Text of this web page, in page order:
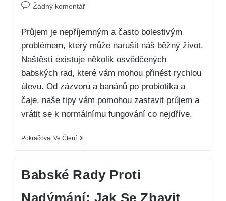
Žádný komentář
Průjem je nepříjemným a často bolestivým
problémem, který může narušit náš běžný život.
Naštěstí existuje několik osvědčených
babských rad, které vám mohou přinést rychlou
úlevu. Od zázvoru a banánů po probiotika a
čaje, naše tipy vám pomohou zastavit průjem a
vrátit se k normálnímu fungování co nejdříve.
Pokračovat Ve Čtení
Babské Rady Proti
Nadýmání: Jak Se Zbavit